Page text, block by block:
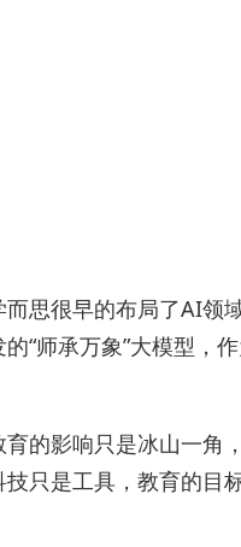
思很早的布局了AI领
“师承万象”大模型，
的影响只是冰山一角
只是工具，教育的目